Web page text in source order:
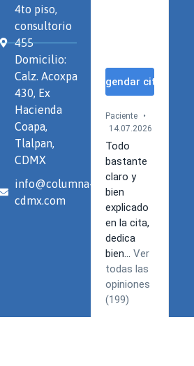
4to piso,
consultorio
455
Domicilio:
Calz. Acoxpa
430, Ex
Hacienda
Coapa,
Tlalpan,
CDMX
info@columna-
cdmx.com